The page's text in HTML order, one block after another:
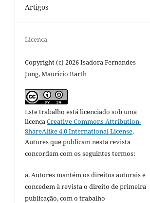
Artigos
Licença
Copyright (c) 2026 Isadora Fernandes
Jung, Mauricio Barth
Este trabalho está licenciado sob uma
licençaCreative Commons Attribution-
ShareAlike 4.0 International License.
Autores que publicam nesta revista
concordam com os seguintes termos:
a. Autores mantém os direitos autorais e
concedem à revista o direito de primeira
publicação, com o trabalho